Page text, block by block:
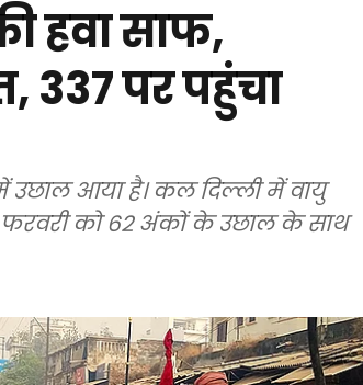
हवा साफ,
337 पर पहुंचा
आया है। कल दिल्ली में वायु
फरवरी को 62 अंकों के उछाल के साथ